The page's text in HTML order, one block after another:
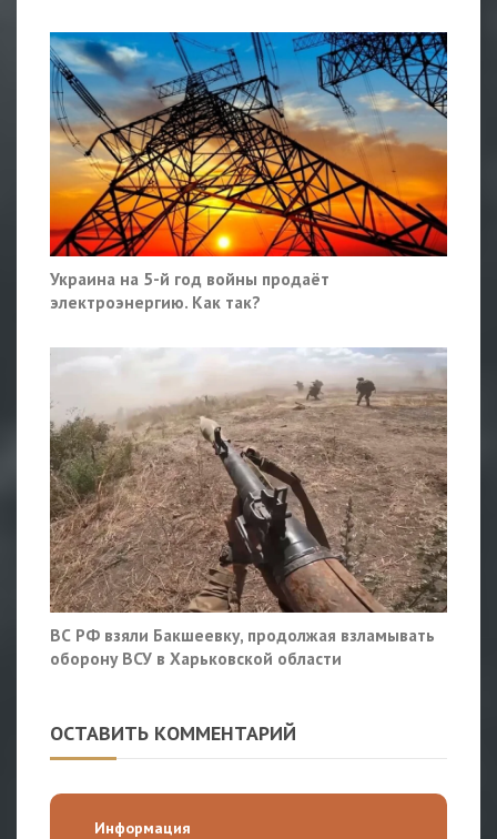
Украина на 5-й год войны продаёт
электроэнергию. Как так?
ВС РФ взяли Бакшеевку, продолжая взламывать
оборону ВСУ в Харьковской области
ОСТАВИТЬ КОММЕНТАРИЙ
Информация